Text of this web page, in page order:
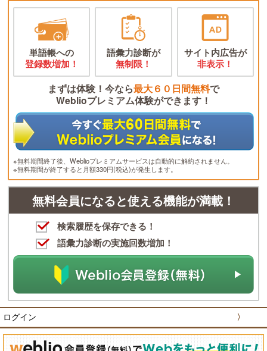
単語帳への
登録数増加！
語彙力診断が
無制限！
サイト内広告が
非表示！
まずは体験！今なら最大６０日間無料で
Weblioプレミアム体験ができます！
※無料期間終了後、Weblioプレミアムサービスは自動的に解約されません。
※無料期間が終了すると月額330円(税込)が発生します。
無料会員になると使える機能が満載！
検索履歴を保存できる！
語彙力診断の実施回数増加！
ログイン 〉